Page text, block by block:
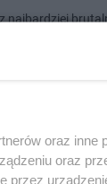
najbardziej
oraz
oraz
przez